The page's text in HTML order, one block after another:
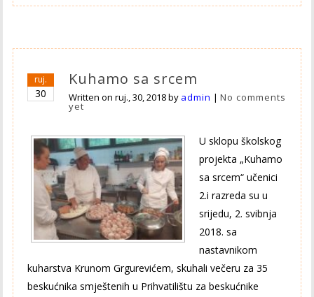
ruj.
30
Kuhamo sa srcem
Written onruj., 30, 2018by admin |No comments
yet
U sklopu školskog
projekta „Kuhamo
sa srcem“ učenici
2.i razreda su u
srijedu, 2. svibnja
2018. sa
nastavnikom
kuharstva Krunom Grgurevićem, skuhali večeru za 35
beskućnika smještenih u Prihvatilištu za beskućnike